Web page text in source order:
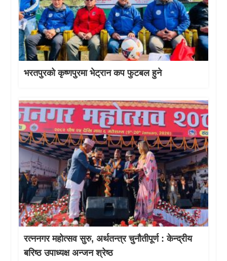
भरतपुरको कृष्णपुरमा भेट्रान कप फुटबल हुने
रत्ननगर महोत्सव सुरु, अर्थतन्त्र चुनौतीपूर्ण : केन्द्रीय
बरिष्ठ उपाध्यक्ष अन्जन श्रेष्ठ